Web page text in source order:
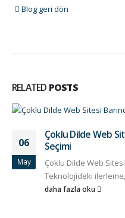
Blog geri dön
RELATED POSTS
06
May
Çoklu Dilde Web
Seçimi
Çoklu Dilde Web
Teknolojideki
daha fazla oku